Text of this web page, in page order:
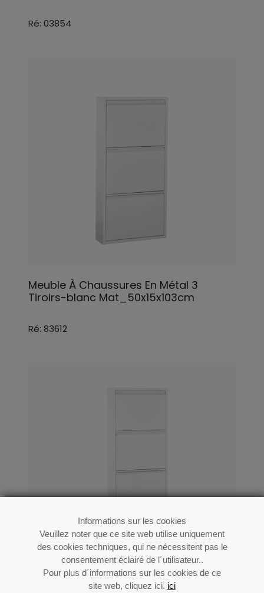
Informations sur les cookies
Veuillez noter que ce site web utilise uniquement
des cookies techniques, qui ne nécessitent pas le
consentement éclairé de l´utilisateur..
Pour plus d´informations sur les cookies de ce
site web, cliquez ici. ici
Ré: 03854
Meuble À Chaussures En Métal 3
Tiroirs-blanc Mat_50x15x103cm
Ré: 83612